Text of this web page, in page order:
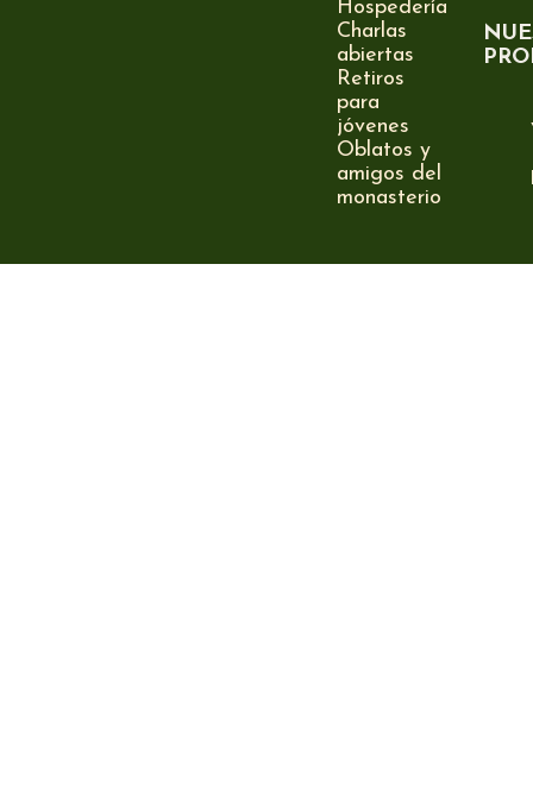
Hospedería
Charlas
abiertas
Retiros
para
jóvenes
Oblatos y
amigos del
monasterio